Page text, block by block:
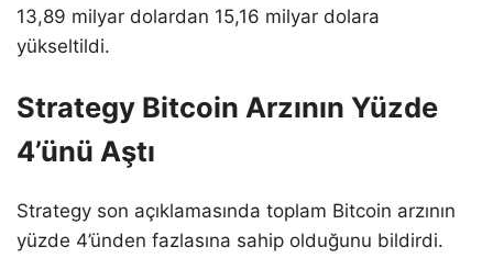
13,89 milyar dolardan 15,16 milyar dolara
yükseltildi.
Strategy Bitcoin Arzının Yüzde
4’ünü Aştı
Strategy son açıklamasında toplam Bitcoin arzının
yüzde 4’ünden fazlasına sahip olduğunu bildirdi.